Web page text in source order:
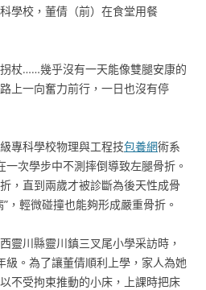
學校，董倩（前）在食堂用餐
杖……幾乎沒有一天能像雙腿安康的
上一向奮力前行，一日也沒有停
專科學校物理與工程技包養網術系
次學步中不測摔倒導致左腿骨折。
，直到兩歲才被診斷為後天性成骨
”，輕微碰撞也能夠形成嚴重骨折。
靈川縣靈川鎮三叉尾小學采訪時，
級。為了讓董倩順利上學，家人為她
不受拘束推動的小床，上課時把床